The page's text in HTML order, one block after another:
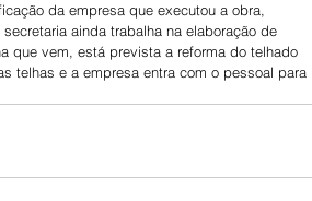
da empresa que executou a obra,
ainda trabalha na elaboração de
que vem, está prevista a reforma do telhado
telhas e a empresa entra com o pessoal para